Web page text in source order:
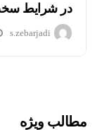
در شرایط
s.zebarjadi
مطالب ویژه